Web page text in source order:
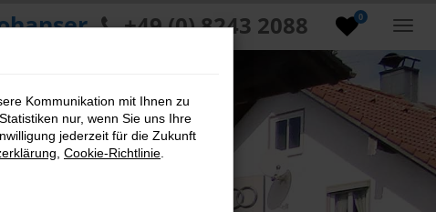
0
+49 (0) 8243 2088
Kommunikation mit Ihnen zu
nur, wenn Sie uns Ihre
jederzeit für die Zukunft
Cookie-Richtlinie